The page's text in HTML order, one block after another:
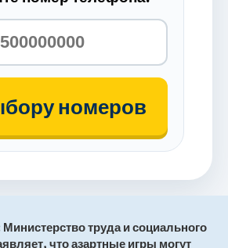
номеров
труда и социального
что азартные игры могут